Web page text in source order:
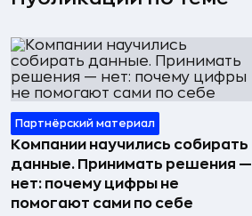
Партнёрский материал
Компании научились собирать
данные. Принимать решения —
нет: почему цифры не
помогают сами по себе